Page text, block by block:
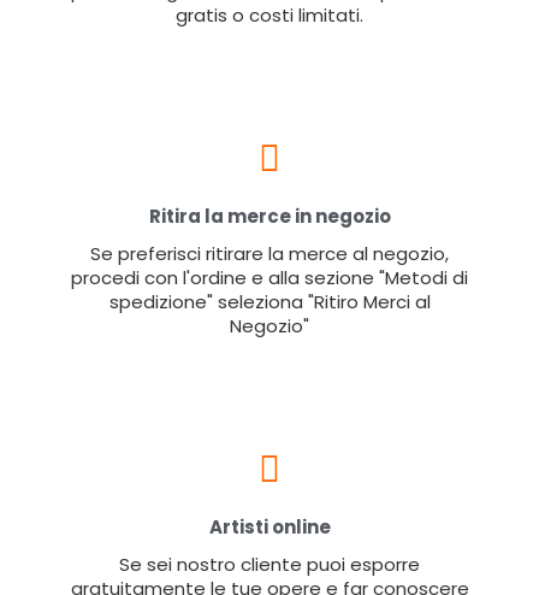
gratis o costi limitati.
Ritira la merce in negozio
Se preferisci ritirare la merce al negozio,
procedi con l'ordine e alla sezione "Metodi di
spedizione" seleziona "Ritiro Merci al
Negozio"
Artisti online
Se sei nostro cliente puoi esporre
gratuitamente le tue opere e far conoscere